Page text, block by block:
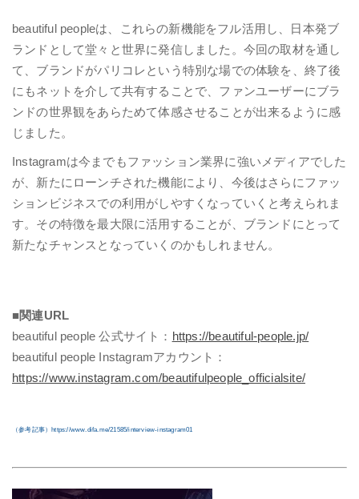
beautiful peopleは、これらの新機能をフル活用し、日本発ブ
ランドとして堂々と世界に発信しました。今回の取材を通し
て、ブランドがパリコレという特別な場での体験を、終了後
にもネットを介して共有することで、ファンユーザーにブラ
ンドの世界観をあらためて体感させることが出来るように感
じました。
Instagramは今までもファッション業界に強いメディアでした
が、新たにローンチされた機能により、今後はさらにファッ
ションビジネスでの利用がしやすくなっていくと考えられま
す。その特徴を最大限に活用することが、ブランドにとって
新たなチャンスとなっていくのかもしれません。
■関連URL
beautiful people 公式サイト： https://beautiful-people.jp/
beautiful people Instagramアカウント：
https://www.instagram.com/beautifulpeople_officialsite/
（参考記事） https://www.difa.me/21585/interview-instagram01